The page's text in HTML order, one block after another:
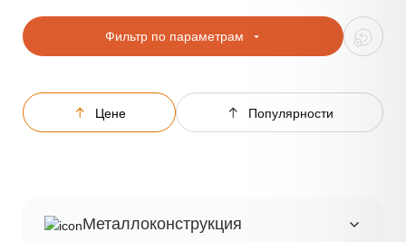
Фильтр по параметрам
Цене Популярности
Металлоконструкция